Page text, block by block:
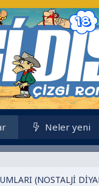
Neler yeni
(NOSTALJİ